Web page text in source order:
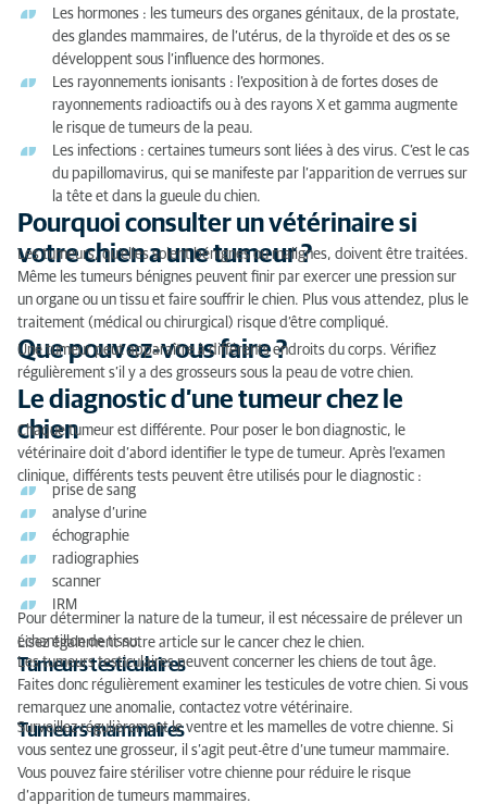
Les hormones : les tumeurs des organes génitaux, de la prostate,
des glandes mammaires, de l’utérus, de la thyroïde et des os se
développent sous l’influence des hormones.
Les rayonnements ionisants : l’exposition à de fortes doses de
rayonnements radioactifs ou à des rayons X et gamma augmente
le risque de tumeurs de la peau.
Les infections : certaines tumeurs sont liées à des virus. C’est le cas
du papillomavirus, qui se manifeste par l’apparition de verrues sur
la tête et dans la gueule du chien.
Pourquoi consulter un vétérinaire si
votre chien a une tumeur ?
Les tumeurs, qu’elles soient bénignes ou malignes, doivent être traitées.
Même les tumeurs bénignes peuvent finir par exercer une pression sur
un organe ou un tissu et faire souffrir le chien. Plus vous attendez, plus le
traitement (médical ou chirurgical) risque d’être compliqué.
Que pouvez-vous faire ?
Une tumeur peut apparaître à différents endroits du corps. Vérifiez
régulièrement s’il y a des grosseurs sous la peau de votre chien.
Le diagnostic d’une tumeur chez le
chien
Chaque tumeur est différente. Pour poser le bon diagnostic, le
vétérinaire doit d’abord identifier le type de tumeur. Après l’examen
clinique, différents tests peuvent être utilisés pour le diagnostic :
prise de sang
analyse d’urine
échographie
radiographies
scanner
IRM
Pour déterminer la nature de la tumeur, il est nécessaire de prélever un
échantillon de tissu.
Lisez également notre article sur le cancer chez le chien.
Tumeurs testiculaires
Les tumeurs testiculaires peuvent concerner les chiens de tout âge.
Faites donc régulièrement examiner les testicules de votre chien. Si vous
remarquez une anomalie, contactez votre vétérinaire.
Tumeurs mammaires
Surveillez régulièrement le ventre et les mamelles de votre chienne. Si
vous sentez une grosseur, il s’agit peut-être d’une tumeur mammaire.
Vous pouvez faire stériliser votre chienne pour réduire le risque
d’apparition de tumeurs mammaires.